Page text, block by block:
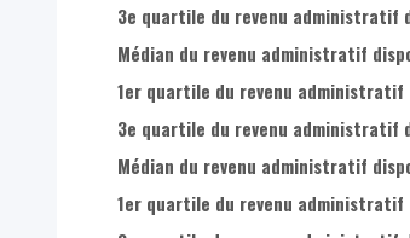
3e quartile du revenu administratif
Médian du revenu administratif
1er quartile du revenu administratif
3e quartile du revenu administratif
Médian du revenu administratif
1er quartile du revenu administratif